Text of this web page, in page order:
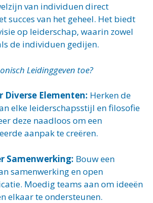
van individuen direct
succes van het geheel. Het biedt
op leiderschap, waarin zowel
de individuen gedijen.
Leidinggeven toe?
Diverse Elementen: Herken de
elke leiderschapsstijl en filosofie
deze naadloos om een
aanpak te creëren.
Samenwerking: Bouw een
samenwerking en open
Moedig teams aan om ideeën
elkaar te ondersteunen.